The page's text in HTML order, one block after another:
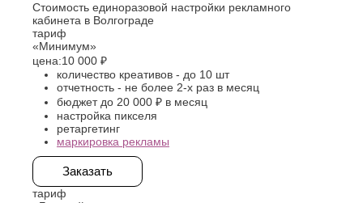
Стоимость единоразовой настройки рекламного
кабинета в Волгограде
тариф
«Минимум»
цена:10 000 ₽
количество креативов - до 10 шт
отчетность - не более 2-х раз в месяц
бюджет до 20 000 ₽ в месяц
настройка пикселя
ретаргетинг
маркировка рекламы
Заказать
тариф